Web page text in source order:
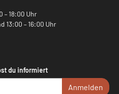
– 18:00 Uhr
13:00 – 16:00 Uhr
du informiert
Anmelden